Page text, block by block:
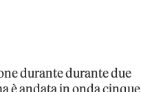
durante durante due
è andata in onda cinque